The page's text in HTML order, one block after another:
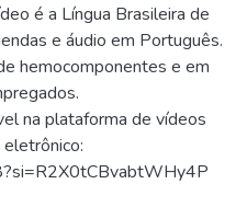
é a Língua Brasileira de
e áudio em Português.
hemocomponentes e em
na plataforma de vídeos